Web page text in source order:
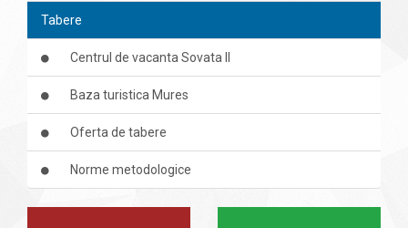
Tabere
Centrul de vacanta Sovata II
Baza turistica Mures
Oferta de tabere
Norme metodologice